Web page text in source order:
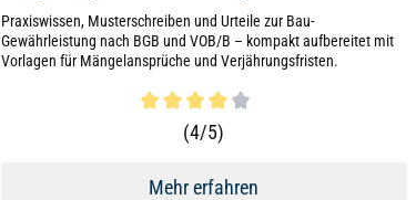
Praxiswissen, Musterschreiben und Urteile zur Bau-
Gewährleistung nach BGB und VOB/B – kompakt aufbereitet mit
Vorlagen für Mängelansprüche und Verjährungsfristen.
Durchschnittliche Bewertung von 4 von 5 Sternen
(4/5)
Mehr erfahren